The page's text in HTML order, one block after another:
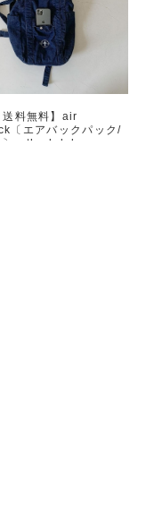
piece
送料無料】air
〔エアバックパック/
〕 the lalala